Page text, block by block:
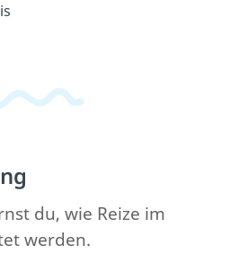
du, wie Reize im
werden.